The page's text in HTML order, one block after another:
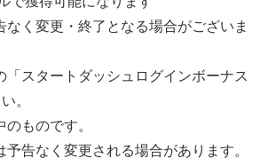
く変更・終了となる場合がございま
スタートダッシュログインボーナス
。
ものです。
告なく変更される場合があります。